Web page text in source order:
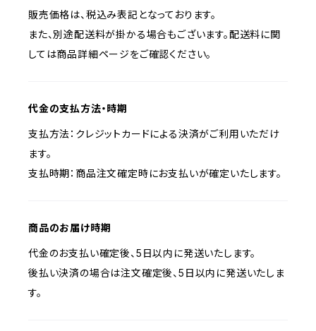
販売価格は、税込み表記となっております。
また、別途配送料が掛かる場合もございます。配送料に関
しては商品詳細ページをご確認ください。
代金の支払方法・時期
支払方法：クレジットカードによる決済がご利用いただけ
ます。
支払時期：商品注文確定時にお支払いが確定いたします。
商品のお届け時期
代金のお支払い確定後、5日以内に発送いたします。
後払い決済の場合は注文確定後、5日以内に発送いたしま
す。